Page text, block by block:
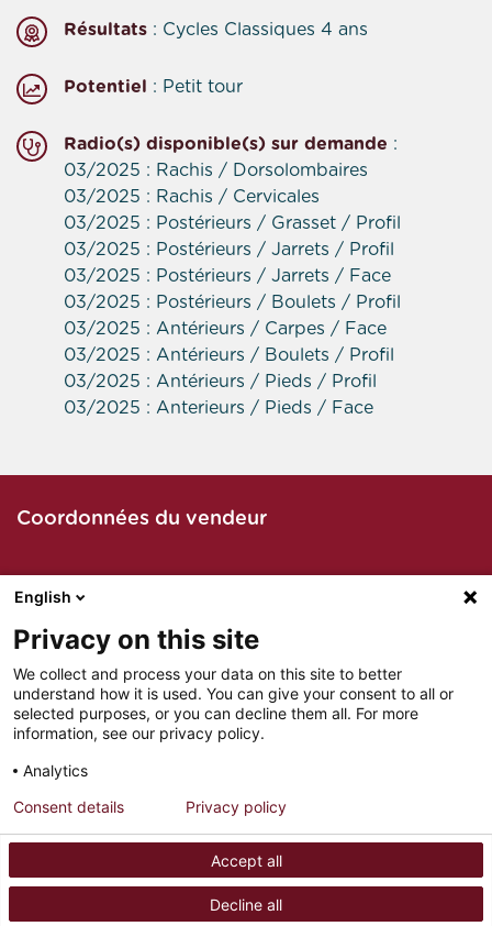
Résultats : Cycles Classiques 4 ans
Potentiel : Petit tour
Radio(s) disponible(s) sur demande :
03/2025 : Rachis / Dorsolombaires
03/2025 : Rachis / Cervicales
03/2025 : Postérieurs / Grasset / Profil
03/2025 : Postérieurs / Jarrets / Profil
03/2025 : Postérieurs / Jarrets / Face
03/2025 : Postérieurs / Boulets / Profil
03/2025 : Antérieurs / Carpes / Face
03/2025 : Antérieurs / Boulets / Profil
03/2025 : Antérieurs / Pieds / Profil
03/2025 : Anterieurs / Pieds / Face
Coordonnées du vendeur
Contacter le vendeur par mail
MENTIONS LÉGALES
PARTENAIRES
POLITIQUE DE CONFIDENTIALITÉ
RETROUVEZ LES CHEVAUX DE LA SEMAINE SUR NOTRE PAGE
English
Privacy on this site
We collect and process your data on this site to better
understand how it is used. You can give your consent to all or
selected purposes, or you can decline them all. For more
information, see our privacy policy.
Analytics
Accept all
Decline all
Consent details Privacy policy